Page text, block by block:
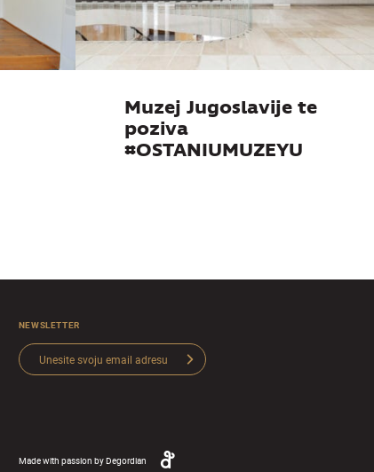
Muzej Jugoslavije te
poziva
#OSTANIUMUZEYU
NEWSLETTER
Made with passion byDegordian